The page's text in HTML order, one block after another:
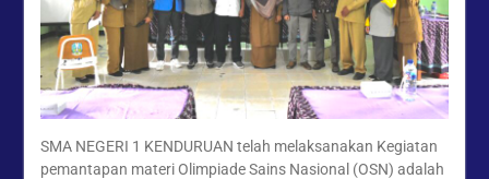
Kenduruan Angkat Tema
Kebersihan dan Ketertiban
Sekolah
“Syawal Menyatukan Hati:
Harmoni Silaturahmi dalam
Halal Bihalal Keluarga
Besar SMAN 1 Kenduruan
1447 H”
SMA NEGERI 1 KENDURUAN telah melaksanakan Kegiatan
pemantapan materi Olimpiade Sains Nasional (OSN) adalah